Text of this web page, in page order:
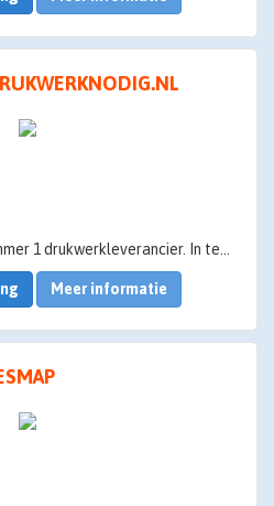
Meer informatie